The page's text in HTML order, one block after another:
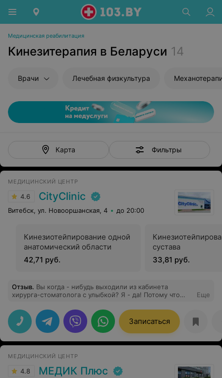
Медицинская реабилитация
Кинезитерапия в Беларуси 14
Врачи Лечебная физкультура
Карта Фильтры
МЕДИЦИНСКИЙ ЦЕНТР
4.6 CityClinic
Витебск, ул. Новооршанская, 4 до 20:00
Кинезиотейпирование одной
анатомический области
42,71 руб.
сустава
33,81 руб.
Отзыв. Вы когда - нибудь выходили из кабинета
хирурга-стоматолога с улыбкой? Я - да! Потому что
боли, не было дискомфорта, не было страшного звука
скрипящей и разрушающейся челюсти (есть с чем
сравнить). Проделана просто ювелирная работа!
Спасибо огромное! Спасибо всему коллективу
клиники! Как всегда безупречны!
Еще
Записаться
МЕДИЦИНСКИЙ ЦЕНТР
4.8 МЕДИК Плюс